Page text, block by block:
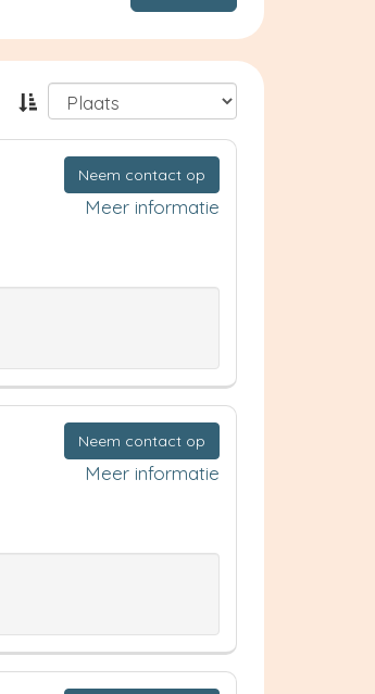
Neem contact op
Meer informatie
Neem contact op
Meer informatie